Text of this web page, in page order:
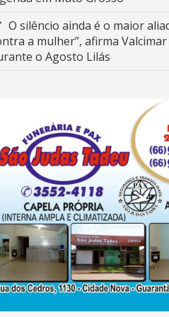
O silêncio ainda é o maior
a mulher”, afirma
o Agosto Lilás